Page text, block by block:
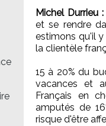
Michel Durrieu :
et se rendre
estimons qu'il y
la clientèle
15 à 20% du
vacances et
Français en
amputés de
risque d'être